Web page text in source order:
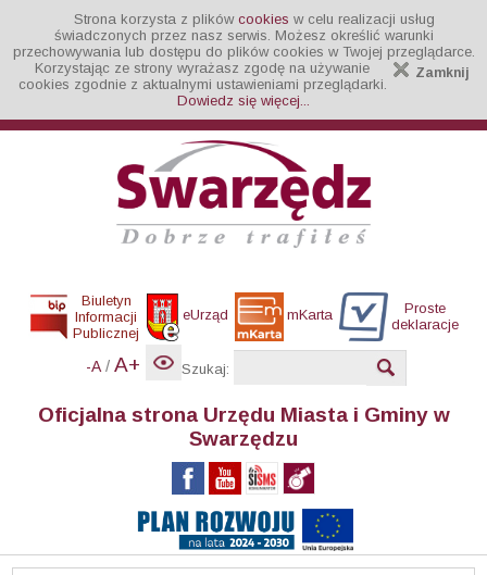
Strona korzysta z plików cookies w celu realizacji usług
świadczonych przez nasz serwis. Możesz określić warunki
przechowywania lub dostępu do plików cookies w Twojej przeglądarce.
Zamknij
Korzystając ze strony wyrażasz zgodę na używanie
cookies zgodnie z aktualnymi ustawieniami przeglądarki.
Dowiedz się więcej...
Biuletyn
Informacji
Publicznej
eUrząd mKarta
Proste
deklaracje
-A / A+ Szukaj:
Oficjalna strona Urzędu Miasta i Gminy w
Swarzędzu